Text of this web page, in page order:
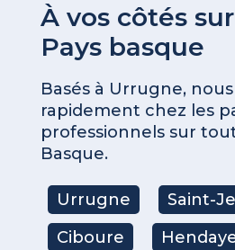
À vos côtés
Pays basque
Basés à Urrugne,
rapidement chez les
professionnels sur
Basque.
Urrugne
Saint-
Ciboure